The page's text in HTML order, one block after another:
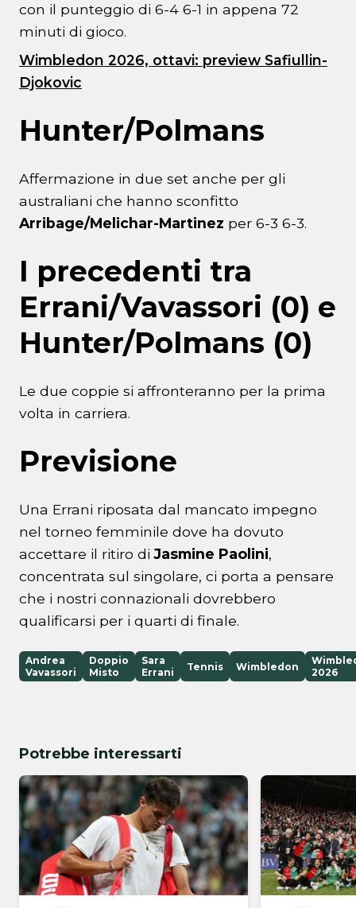
con il punteggio di 6-4 6-1 in appena 72
minuti di gioco.
Wimbledon 2026, ottavi: preview Safiullin-
Djokovic
Hunter/Polmans
Affermazione in due set anche per gli
australiani che hanno sconfitto
Arribage/Melichar-Martinez per 6-3 6-3.
I precedenti tra
Errani/Vavassori (0) e
Hunter/Polmans (0)
Le due coppie si affronteranno per la prima
volta in carriera.
Previsione
Una Errani riposata dal mancato impegno
nel torneo femminile dove ha dovuto
accettare il ritiro diJasmine Paolini,
concentrata sul singolare, ci porta a pensare
che i nostri connazionali dovrebbero
qualificarsi per i quarti di finale.
Andrea
Vavassori
Doppio
Misto
Sara
Errani
Tennis Wimbledon
2026
Potrebbe interessarti